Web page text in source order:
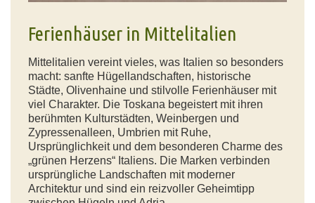
Ferienhäuser in Mittelitalien
Mittelitalien vereint vieles, was Italien so besonders
macht: sanfte Hügellandschaften, historische
Städte, Olivenhaine und stilvolle Ferienhäuser mit
viel Charakter. Die Toskana begeistert mit ihren
berühmten Kulturstädten, Weinbergen und
Zypressenalleen, Umbrien mit Ruhe,
Ursprünglichkeit und dem besonderen Charme des
„grünen Herzens“ Italiens. Die Marken verbinden
ursprüngliche Landschaften mit moderner
Architektur und sind ein reizvoller Geheimtipp